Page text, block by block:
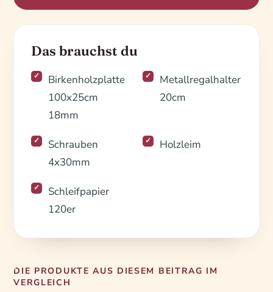
Das brauchst du
Birkenholzplatte
100x25cm
18mm
Metallregalhalter
20cm
Schrauben
4x30mm
Holzleim
Schleifpapier
120er
DIE PRODUKTE AUS DIESEM BEITRAG IM
VERGLEICH